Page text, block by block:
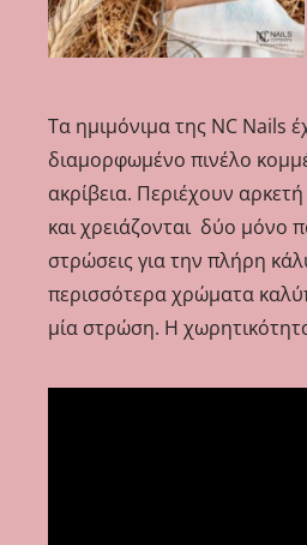
Τα ημιμόνιμα της NC Nails
διαμορφωμένο πινέλο
ακρίβεια. Περιέχουν
και χρειάζονται δύο μόνο
στρώσεις για την πλήρη
περισσότερα χρώματα
μία στρώση. Η